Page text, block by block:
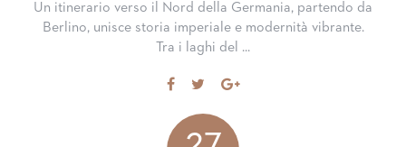
Un itinerario verso il Nord della Germania, partendo da
Berlino, unisce storia imperiale e modernità vibrante.
Tra i laghi del ...
Share
Facebook
TweetShare